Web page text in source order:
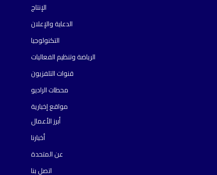
الإنتاج
الدعاية والإعلان
التكنولوجيا
الرياضة وتنظيم الفعاليات
قنوات التلفزيون
محطات الراديو
مواقع إخبارية
أبرز الأعمال
أخبارنا
عن المتحدة
اتصل بنا